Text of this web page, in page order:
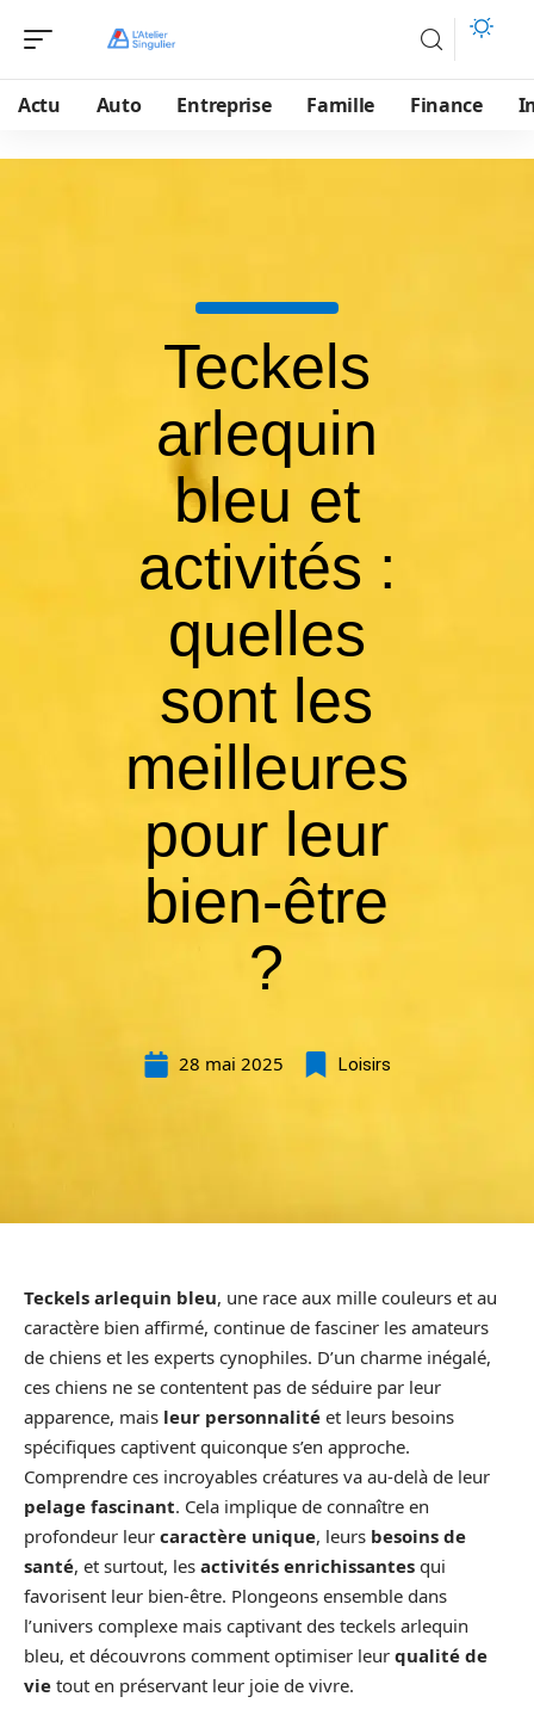
Actu Auto Entreprise Famille Finance
Teckels
arlequin
bleu et
activités :
quelles
sont les
meilleures
pour leur
bien-être
?
28 mai 2025 Loisirs
Teckels arlequin bleu, une race aux mille couleurs et au
caractère bien affirmé, continue de fasciner les amateurs
de chiens et les experts cynophiles. D’un charme inégalé,
ces chiens ne se contentent pas de séduire par leur
apparence, mais leur personnalité et leurs besoins
spécifiques captivent quiconque s’en approche.
Comprendre ces incroyables créatures va au-delà de leur
pelage fascinant. Cela implique de connaître en
profondeur leur caractère unique, leurs besoins de
santé, et surtout, les activités enrichissantes qui
favorisent leur bien-être. Plongeons ensemble dans
l’univers complexe mais captivant des teckels arlequin
bleu, et découvrons comment optimiser leur qualité de
vie tout en préservant leur joie de vivre.